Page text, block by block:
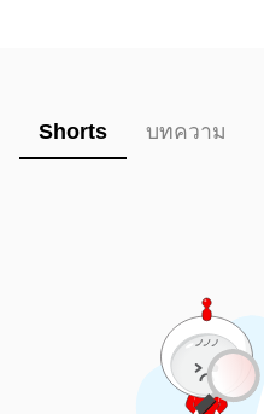
Shorts บทความ